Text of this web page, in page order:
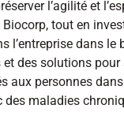
l’agilité et
Biocorp, tout en
l’entreprise dans le
des solutions pour
aux personnes
des maladies